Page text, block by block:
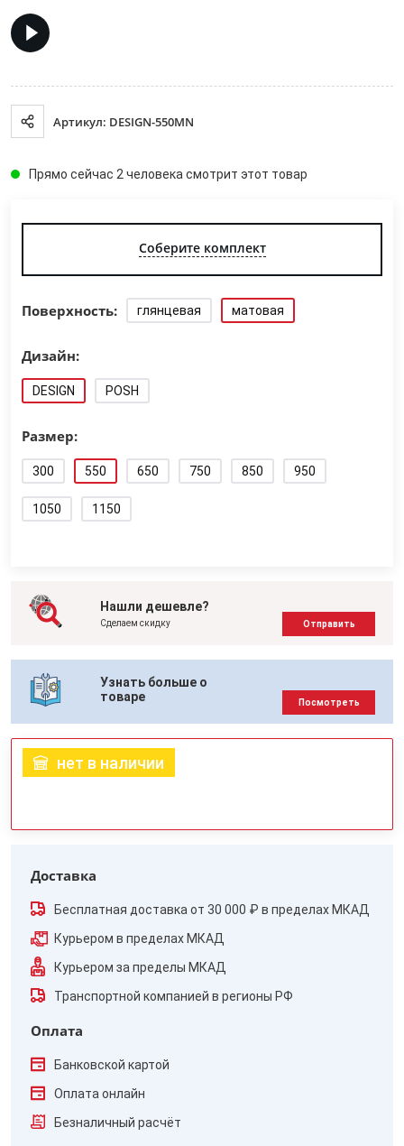
Артикул: DESIGN-550MN
Прямо сейчас 2 человека смотрит этот товар
Соберите комплект
Поверхность: глянцевая матовая
Дизайн:
DESIGN POSH
Размер:
300 550 650 750 850 950
1050 1150
Нашли дешевле?
Сделаем скидку Отправить
Узнать больше о
товаре
Посмотреть
нет в наличии
Доставка
Бесплатная доставка от 30 000 ₽ в пределах МКАД
Курьером в пределах МКАД
Курьером за пределы МКАД
Транспортной компанией в регионы РФ
Оплата
Банковской картой
Оплата онлайн
Безналичный расчёт